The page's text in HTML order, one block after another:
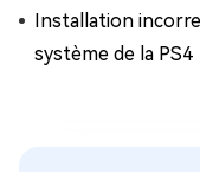
Installation
système de la PS4